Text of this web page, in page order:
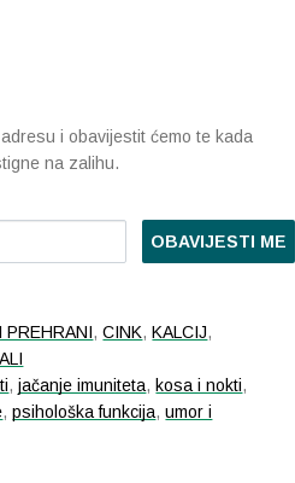
i obavijestit ćemo te kada
na zalihu.
OBAVIJESTI ME
PREHRANI,CINK,KALCIJ,
,jačanje imuniteta, kosa i nokti,
,psihološka funkcija,umor i